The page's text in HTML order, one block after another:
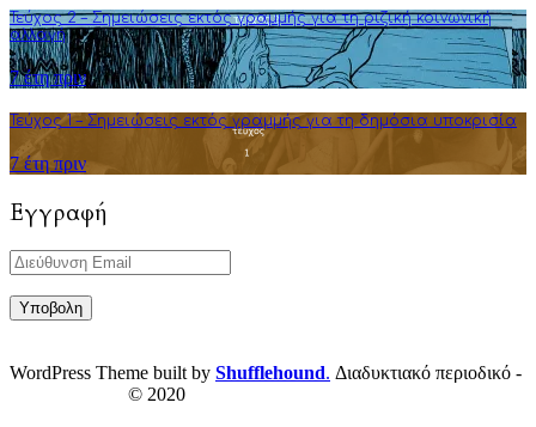
Τεύχος 2 – Σημειώσεις εκτός γραμμής για τη ριζική κοινωνική
αλλαγή
7 έτη πριν
Τεύχος 1 – Σημειώσεις εκτός γραμμής για τη δημόσια υποκρισία
7 έτη πριν
Εγγραφή
WordPress Theme built by Shufflehound. Διαδυκτιακό περιοδικό -
© 2020